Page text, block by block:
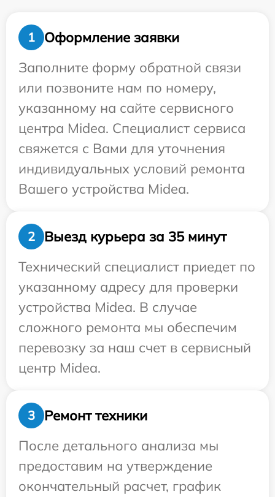
1
Оформление заявки
Заполните форму обратной связи
или позвоните нам по номеру,
указанному на сайте сервисного
центра Midea. Специалист сервиса
свяжется с Вами для уточнения
индивидуальных условий ремонта
Вашего устройства Midea.
2
Выезд курьера за 35 минут
Технический специалист приедет по
указанному адресу для проверки
устройства Midea. В случае
сложного ремонта мы обеспечим
перевозку за наш счет в сервисный
центр Midea.
3
Ремонт техники
После детального анализа мы
предоставим на утверждение
окончательный расчет, график